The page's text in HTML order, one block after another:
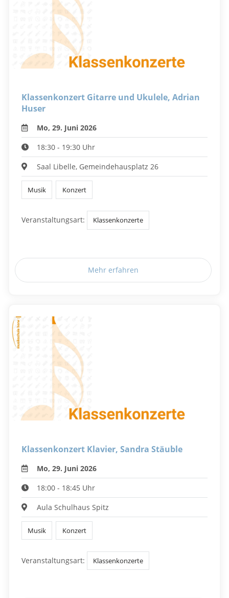
Klassenkonzert Gitarre und Ukulele, Adrian
Huser
Mo, 29. Juni 2026
18:30 - 19:30 Uhr
Saal Libelle, Gemeindehausplatz 26
Musik Konzert
Veranstaltungsart: Klassenkonzerte
Mehr erfahren
Klassenkonzert Klavier, Sandra Stäuble
Mo, 29. Juni 2026
18:00 - 18:45 Uhr
Aula Schulhaus Spitz
Musik Konzert
Veranstaltungsart: Klassenkonzerte